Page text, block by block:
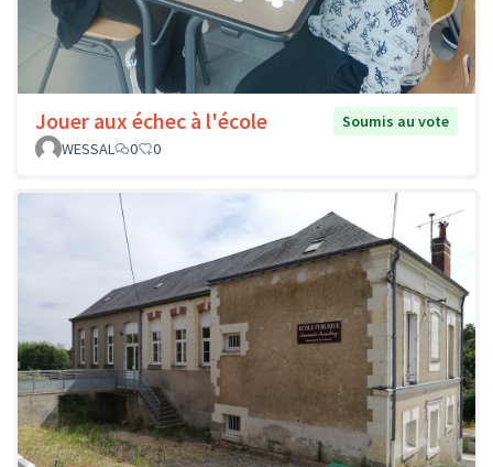
Jouer aux échec à l'école
Soumis au vote
WESSAL
0 0